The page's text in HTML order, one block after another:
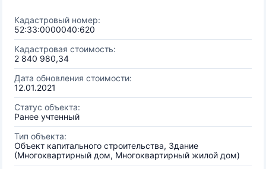
Кадастровый номер:
52:33:0000040:620
Кадастровая стоимость:
2 840 980,34
Дата обновления стоимости:
12.01.2021
Статус объекта:
Ранее учтенный
Тип объекта:
Объект капитального строительства, Здание
(Многоквартирный дом, Многоквартирный жилой дом)